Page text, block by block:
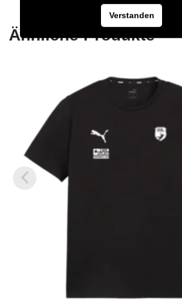
Ähnliche Produkte
Verstanden